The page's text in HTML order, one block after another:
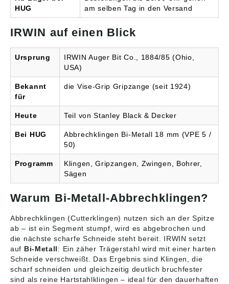
HUG
am selben Tag in den Versand
IRWIN auf einen Blick
Ursprung
IRWIN Auger Bit Co., 1884/85 (Ohio,
USA)
Bekannt
für
die Vise-Grip Gripzange (seit 1924)
Heute Teil von Stanley Black & Decker
Bei HUG
Abbrechklingen Bi-Metall 18 mm (VPE 5 /
50)
Programm
Klingen, Gripzangen, Zwingen, Bohrer,
Sägen
Warum Bi-Metall-Abbrechklingen?
Abbrechklingen (Cutterklingen) nutzen sich an der Spitze
ab – ist ein Segment stumpf, wird es abgebrochen und
die nächste scharfe Schneide steht bereit. IRWIN setzt
auf Bi-Metall: Ein zäher Trägerstahl wird mit einer harten
Schneide verschweißt. Das Ergebnis sind Klingen, die
scharf schneiden und gleichzeitig deutlich bruchfester
sind als reine Hartstahlklingen – ideal für den dauerhaften